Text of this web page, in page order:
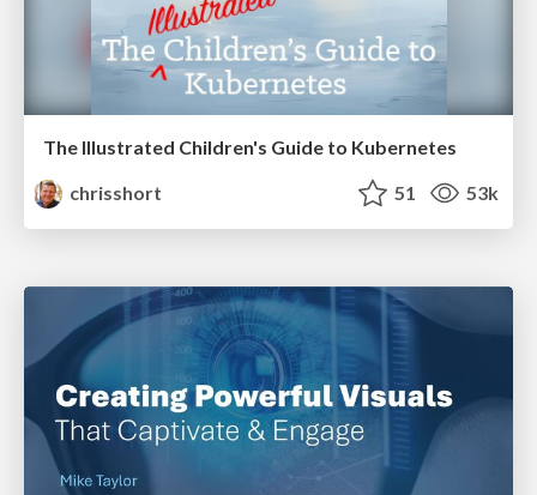
The Illustrated Children's Guide to Kubernetes
chrisshort
51 53k